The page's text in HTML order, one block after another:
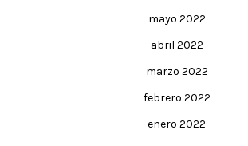
mayo 2022
abril 2022
marzo 2022
febrero 2022
enero 2022